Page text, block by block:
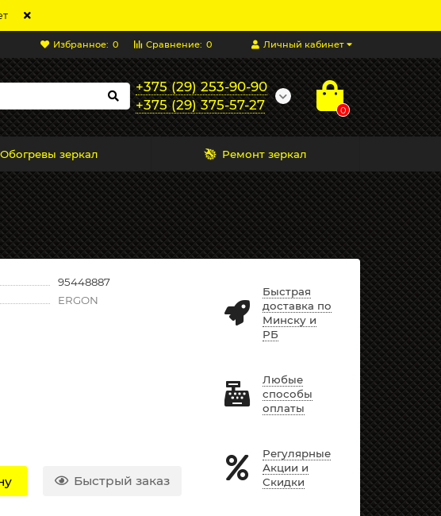
Личный кабинет
Сравнение: 0
Избранное: 0
+375 (29) 253-90-90
+375 (29) 375-57-27
0
Обогревы зеркал Ремонт зеркал
95448887
ERGON
Быстрый заказ
Быстрая
доставка по
Минску и
РБ
Любые
способы
оплаты
Регулярные
Акции и
Скидки